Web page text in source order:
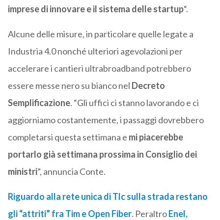
imprese di innovare e il sistema delle startup“.
Alcune delle misure, in particolare quelle legate a
Industria 4.0 nonché ulteriori agevolazioni per
accelerare i cantieri ultrabroadband potrebbero
essere messe nero su bianco nel Decreto
Semplificazione. “Gli uffici ci stanno lavorando e ci
aggiorniamo costantemente, i passaggi dovrebbero
completarsi questa settimana e mi piacerebbe
portarlo già settimana prossima in Consiglio dei
ministri”, annuncia Conte.
Riguardo alla rete unica di Tlc sulla strada restano
gli “attriti” fra Tim e Open Fiber. PeraltroEnel,